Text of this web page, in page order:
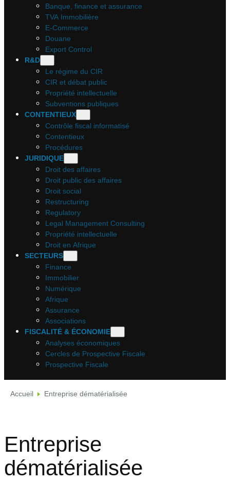
Banque, finance et assurance
TVA Immobilière
E-Commerce
Douane
Export Control
R&D
Le régime du CIR
CIR et débat public
Propriété intellectuelle
Subventions publiques
CONTENTIEUX
Contrôle fiscal informatisé
Contentieux
Procédures
JURIDIQUE
Droit des affaires
Droit public des affaires
Droit social
Restructuring
Regulatory
Legal Management Consulting
Propriété intellectuelle
Droit en Afrique
SECTEURS
Finance
Immobilier
Numérique
Afrique
Assurance
Associations
FISCALITÉ & ÉCONOMIE
Analyses économiques
Cercles de Prospective Fiscale
Prospective Fiscale
Accueil Entreprise dématérialisée
Entreprise
dématérialisée